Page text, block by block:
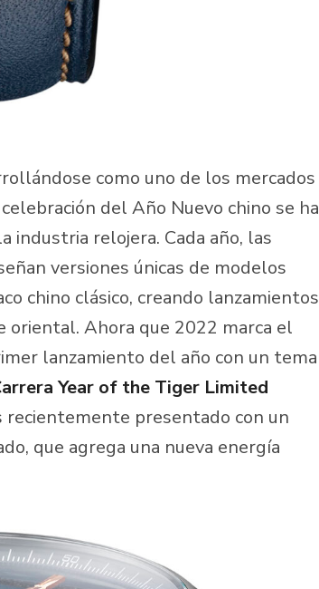
como uno de los mercados
del Año Nuevo chino se ha
industria relojera. Cada año, las
versiones únicas de modelos
chino clásico, creando lanzamientos
Ahora que 2022 marca el
lanzamiento del año con un tema
Year of the Tiger Limited
presentado con un
que agrega una nueva energía